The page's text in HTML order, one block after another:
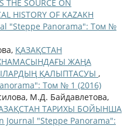
THE SOURCE ON
HISTORY OF KAZAKH
"Steppe Panorama": Том №
ҚАЗАҚСТАН
ЖАҢА
ҚАЛЫПТАСУЫ ,
Том № 1 (2016)
М.Д. Байдавлетова,
ТАРИХЫ БОЙЫНША
Journal "Steppe Panorama":